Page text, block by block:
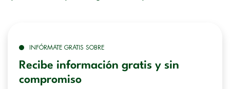
INFÓRMATE GRATIS SOBRE
Recibe información gratis y sin
compromiso